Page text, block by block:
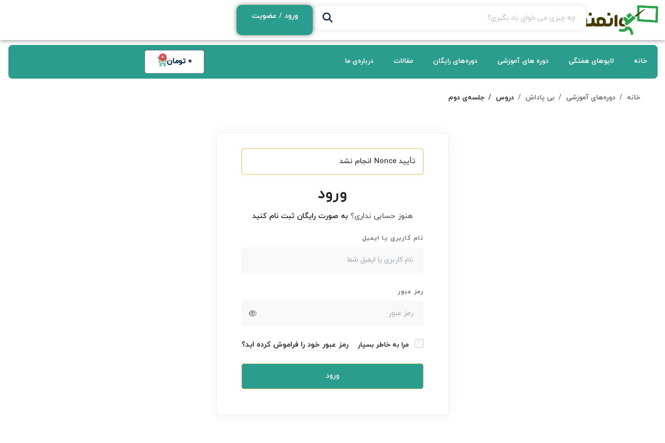
ورود / عضویت
خانه لایوهای هفتگی دوره های آموزشی دوره‌های رایگان مقالات درباره‌ی ما 0 تومان 0
خانه دوره‌های آموزشی بی پاداش دروس جلسه‌ی دوم
تأیید Nonce انجام نشد
ورود
هنوز حسابی نداری؟ به صورت رایگان ثبت نام کنید
نام کاربری یا ایمیل
رمز عبور
مرا به خاطر بسپار رمز عبور خود را فراموش کرده اید؟
ورود